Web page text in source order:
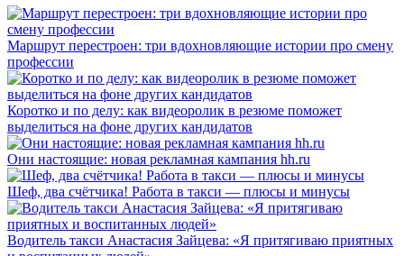
Маршрут перестроен: три вдохновляющие истории про смену
профессии
Коротко и по делу: как видеоролик в резюме поможет
выделиться на фоне других кандидатов
Они настоящие: новая рекламная кампания hh.ru
Шеф, два счётчика! Работа в такси — плюсы и минусы
Водитель такси Анастасия Зайцева: «Я притягиваю приятных